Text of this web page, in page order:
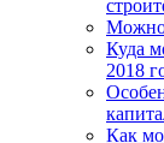
Можно
Куда
2018
Как